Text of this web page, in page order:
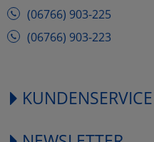
(06766) 903-225
(06766) 903-223
KUNDENSERVICE